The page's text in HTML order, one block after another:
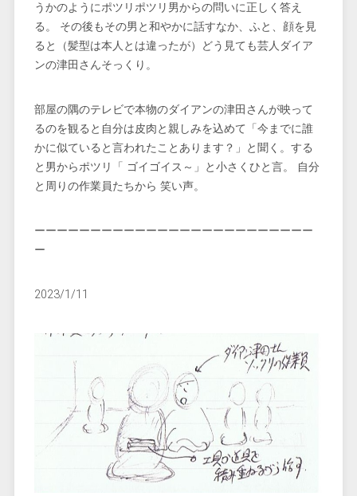
うかのようにポツリポツリ男からの問いに正しく答え
る。 その後もその男と和やかに話すなか、ふと、顔を見
ると（髪型は本人とは違ったが）どう見ても芸人ダイア
ンの津田さんそっくり。
部屋の隅のテレビで本物のダイアンの津田さんが映って
るのを観ると自分は皮肉と親しみを込めて「今までに誰
かに似ていると言われたことあります？」と聞く。する
と男からポツリ「 ゴイゴイス～」と小さくひと言。 自分
と周りの作業員たちから 笑い声。
ーーーーーーーーーーーーーーーーーーーーーーーーー
ー
2023/1/11